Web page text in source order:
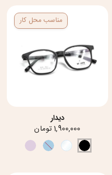
مناسب محل کار
دیدار
1,900,000 تومان